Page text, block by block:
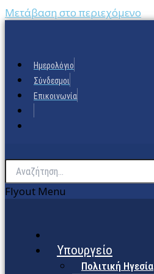
Μετάβαση στο περιεχόμενο
Ημερολόγιο
Σύνδεσμοι
Επικοινωνία
Flyout Menu
Υπουργείο
Πολιτική Ηγεσία